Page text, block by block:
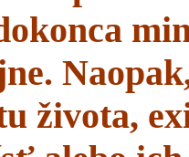
života,